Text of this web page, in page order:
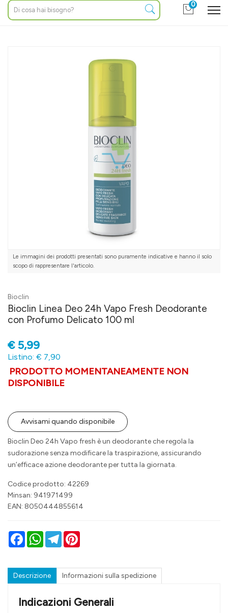
0
Bioclin Linea Deo 24h Vapo Fresh Deodorante con Profumo
Le immagini dei prodotti presentati sono puramente indicative e hanno il solo
scopo di rappresentare l'articolo.
Bioclin
Bioclin Linea Deo 24h Vapo Fresh Deodorante
con Profumo Delicato 100 ml
€5,99
Listino: € 7,90
PRODOTTO MOMENTANEAMENTE NON
DISPONIBILE
Avvisami quando disponibile
Bioclin Deo 24h Vapo fresh è un deodorante che regola la
sudorazione senza modificare la traspirazione, assicurando
un’efficace azione deodorante per tutta la giornata.
Codice prodotto: 42269
Minsan: 941971499
EAN: 8050444855614
FacebookWhatsAppTelegram
Descrizione Informazioni sulla spedizione
Indicazioni Generali